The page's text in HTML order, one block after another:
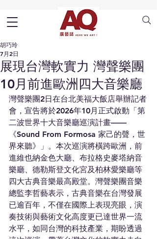
展現台灣軟實力 灣聲樂團
10月前進歐洲四大音樂廳
胡巧玲
7月2日
灣聲樂團2日在台北美福大飯店舉辦記者
會，宣告將於2026年10月正式啟動「第
二波世界十大音樂廳巡演計畫——
《Sound From Formosa 家己的聲，世
界來聽》」。本次巡演將橫跨歐洲，前
進維也納金色大廳、布拉格史麥塔納音
樂廳、德勒斯登文化宮及柏林愛樂廳等
四大古典音樂最高殿堂。灣聲樂團音樂
總監李哲藝表示，古典音樂在台灣發展
已逾百年，不僅在國際上表現亮眼，演
奏技術與藝術文化高度更已達世界一流
水平，如同台灣的科技產業，期盼透過